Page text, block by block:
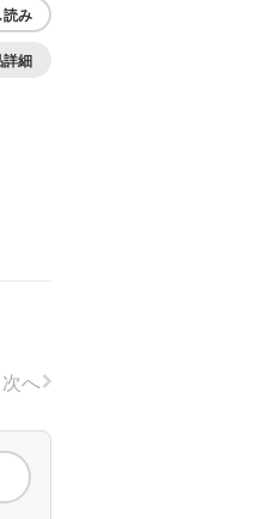
み
細
次へ